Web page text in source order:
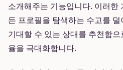
소개해주는 기능입니다. 이러한
든 프로필을 탐색하는 수고를
기대할 수 있는 상대를 추천함으
율을 극대화합니다.